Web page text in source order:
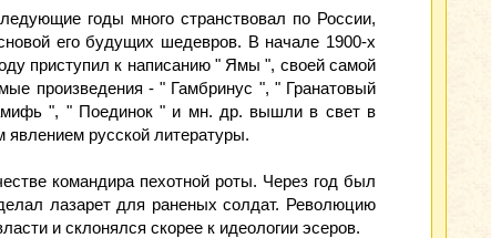
годы много странствовал по России,
его будущих шедевров. В начале 1900-х
приступил к написанию " Ямы ", своей самой
произведения - " Гамбринус ", " Гранатовый
", " Поединок " и мн. др. вышли в свет в
русской литературы.
командира пехотной роты. Через год был
лазарет для раненых солдат. Революцию
и склонялся скорее к идеологии эсеров.